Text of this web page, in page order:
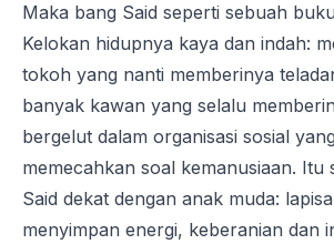
Maka bang Said seperti sebuah
Kelokan hidupnya kaya dan indah:
tokoh yang nanti memberinya
banyak kawan yang selalu
bergelut dalam organisasi sosial
memecahkan soal kemanusiaan. Itu
Said dekat dengan anak muda:
menyimpan energi, keberanian dan